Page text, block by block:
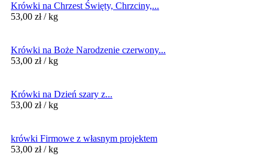
Krówki na Chrzest Święty, Chrzciny,...
53,00 zł / kg
Krówki na Boże Narodzenie czerwony...
53,00 zł / kg
Krówki na Dzień szary z...
53,00 zł / kg
krówki Firmowe z własnym projektem
53,00 zł / kg